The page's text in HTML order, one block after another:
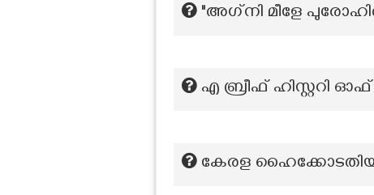
"അഗ്‌നി മീളേ
എ ബ്രീഫ് ഹിസ്റ്ററി
കേരള